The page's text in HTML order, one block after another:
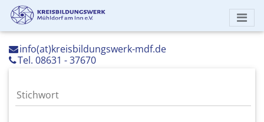
info(at)kreisbildungswerk-mdf.de
Tel. 08631 - 37670